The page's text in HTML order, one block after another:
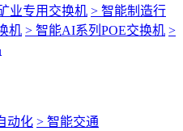
业专用交换机 > 智能制造行
机 > 智能AI系列POE交换机 >
动化 > 智能交通